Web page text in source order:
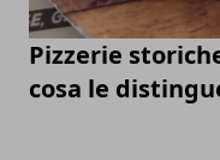
Pizzerie
cosa le